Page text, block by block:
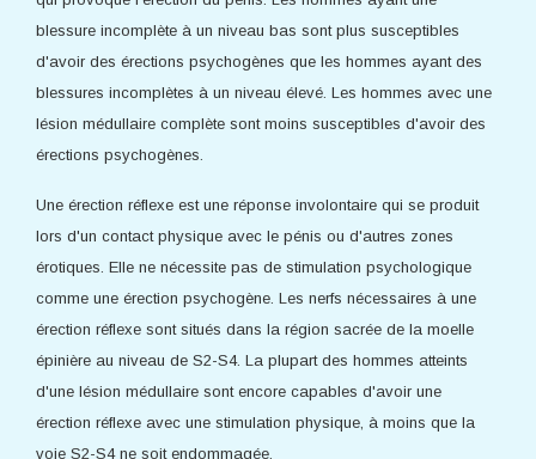
blessure incomplète à un niveau bas sont plus susceptibles
d'avoir des érections psychogènes que les hommes ayant des
blessures incomplètes à un niveau élevé. Les hommes avec une
lésion médullaire complète sont moins susceptibles d'avoir des
érections psychogènes.
Une érection réflexe est une réponse involontaire qui se produit
lors d'un contact physique avec le pénis ou d'autres zones
érotiques. Elle ne nécessite pas de stimulation psychologique
comme une érection psychogène. Les nerfs nécessaires à une
érection réflexe sont situés dans la région sacrée de la moelle
épinière au niveau de S2-S4. La plupart des hommes atteints
d'une lésion médullaire sont encore capables d'avoir une
érection réflexe avec une stimulation physique, à moins que la
voie S2-S4 ne soit endommagée.